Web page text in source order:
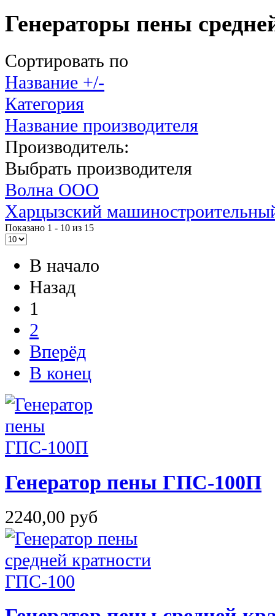
Генераторы пены
Сортировать по
Название +/-
Категория
Название производителя
Производитель:
Выбрать производителя
Волна ООО
Харцызский
Показано 1 - 10 из 15
В начало
Назад
1
2
Вперёд
В конец
Генератор пены ГПС-100П
2240,00 руб